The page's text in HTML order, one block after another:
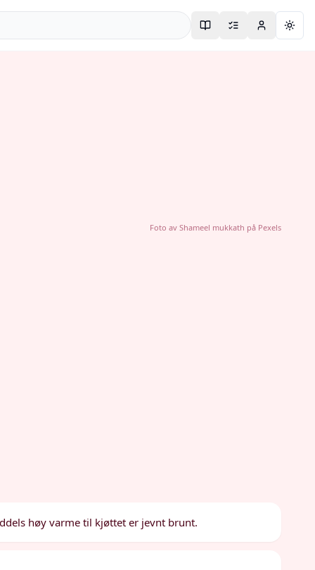
Foto av Shameel mukkath på Pexels
høy varme til kjøttet er jevnt brunt.